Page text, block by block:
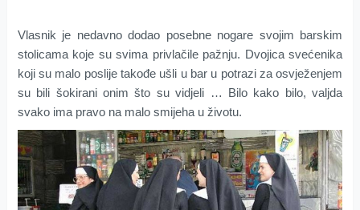
Vlasnik je nedavno dodao posebne nogare svojim barskim
stolicama koje su svima privlačile pažnju. Dvojica svećenika
koji su malo poslije takođe ušli u bar u potrazi za osvježenjem
su bili šokirani onim što su vidjeli … Bilo kako bilo, valjda
svako ima pravo na malo smijeha u životu.